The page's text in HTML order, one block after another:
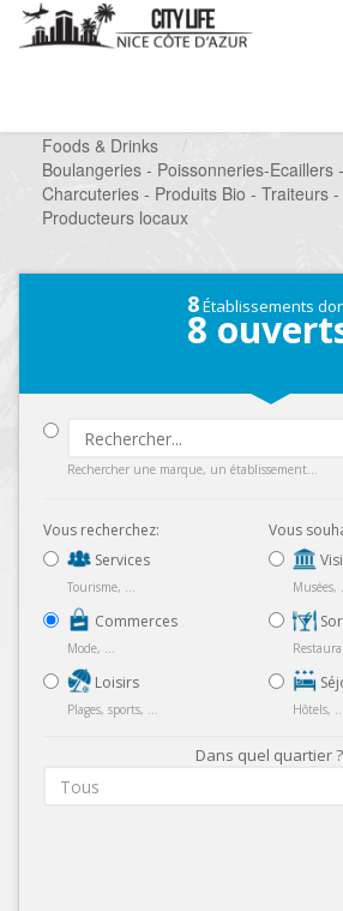
Foods & Drinks
/
Boulangeries - Poissonneries-Ecaillers
Charcuteries - Produits Bio - Traiteurs
Producteurs locaux
8Établissements
8
Rechercher une marque, un établissement...
Vous recherchez:
Services
Tourisme, ...
Commerces
Mode, ...
Loisirs
Plages, sports, ...
Vous
Musées,
Hôtels, ...
Dans quel quartier ?
Tous